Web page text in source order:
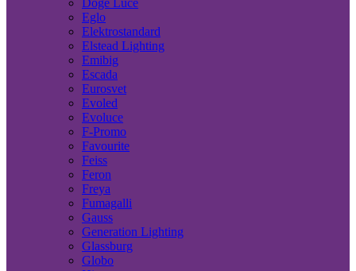
Doge Luce
Eglo
Elektrostandard
Elstead Lighting
Emibig
Escada
Eurosvet
Evoled
Evoluce
F-Promo
Favourite
Feiss
Feron
Freya
Fumagalli
Gauss
Generation Lighting
Glassburg
Globo